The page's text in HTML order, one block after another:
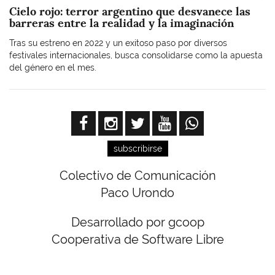
Cielo rojo: terror argentino que desvanece las
barreras entre la realidad y la imaginación
Tras su estreno en 2022 y un exitoso paso por diversos
festivales internacionales, busca consolidarse como la apuesta
del género en el mes.
subscribirse
Colectivo de Comunicación
Paco Urondo
Desarrollado por gcoop
Cooperativa de Software Libre